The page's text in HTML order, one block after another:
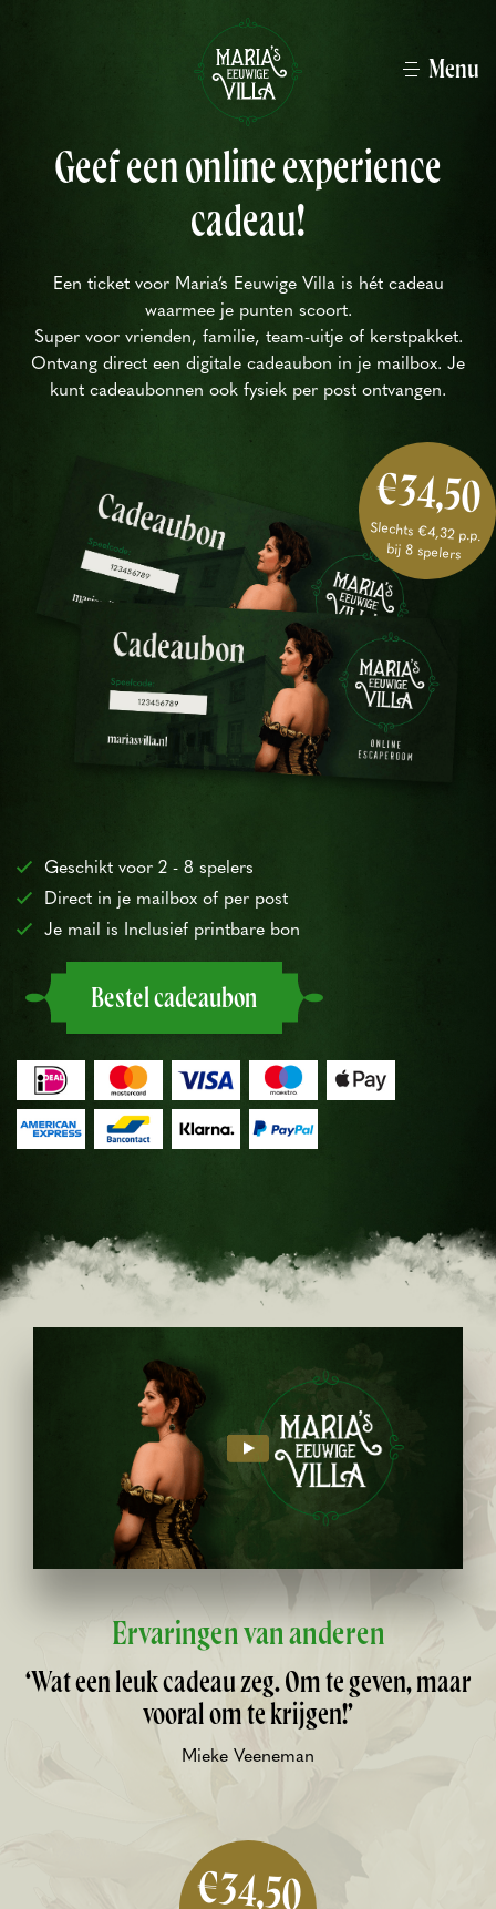
Home
Cadeaubon
Zakelijk
Spel starten
Menu
Geef een online experience
cadeau!
Een ticket voor Maria’s Eeuwige Villa is hét cadeau
waarmee je punten scoort.
Super voor vrienden, familie, team-uitje of kerstpakket.
Ontvang direct een digitale cadeaubon in je mailbox. Je
kunt cadeaubonnen ook fysiek per post ontvangen.
€34,50
Slechts €4,32 p.p.
bij 8 spelers
Geschikt voor 2 - 8 spelers
Direct in je mailbox of per post
Je mail is Inclusief printbare bon
Bestel cadeaubon
Ervaringen van anderen
‘Wat een leuk cadeau zeg. Om te geven, maar
vooral om te krijgen!’
Mieke Veeneman
€34,50